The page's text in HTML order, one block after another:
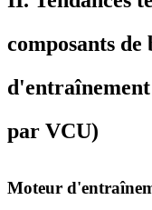
composants de
par VCU)
Moteur